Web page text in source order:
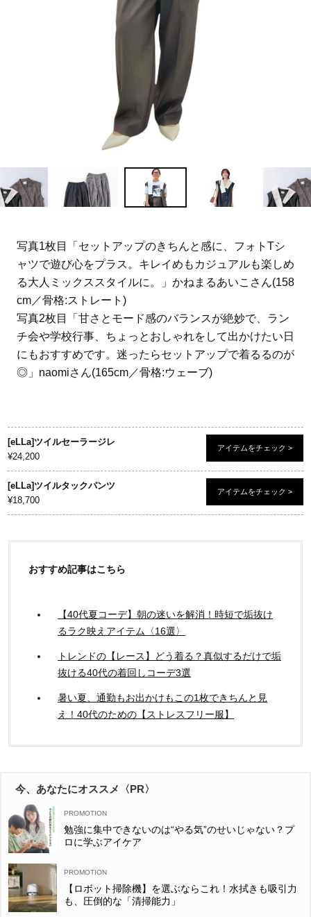
写真1枚目「セットアップのきちんと感に、フォトTシ
ャツで遊び心をプラス。キレイめもカジュアルも楽しめ
る大人ミックススタイルに。」かねまるあいこさん(158
cm／骨格:ストレート)
写真2枚目「甘さとモード感のバランスが絶妙で、ラン
チ会や学校行事、ちょっとおしゃれをして出かけたい日
にもおすすめです。迷ったらセットアップで着るるのが
◎」naomiさん(165cm／骨格:ウェーブ)
[eLLa]ツイルセーラージレ
¥24,200
アイテムをチェック >
[eLLa]ツイルタックパンツ
¥18,700
アイテムをチェック >
おすすめ記事はこちら
【40代夏コーデ】朝の迷いを解消！時短で垢抜け
るラク映えアイテム〈16選〉
トレンドの【レース】どう着る？真似するだけで垢
抜ける40代の着回しコーデ3選
暑い夏、通勤もお出かけもこの1枚できちんと見
え！40代のための【ストレスフリー服】
今、あなたにオススメ〈PR〉
勉強に集中できないのは“やる気”のせいじゃない？プ
ロに学ぶアイケア
【ロボット掃除機】を選ぶならこれ！水拭きも吸引力
も、圧倒的な「清掃能力」